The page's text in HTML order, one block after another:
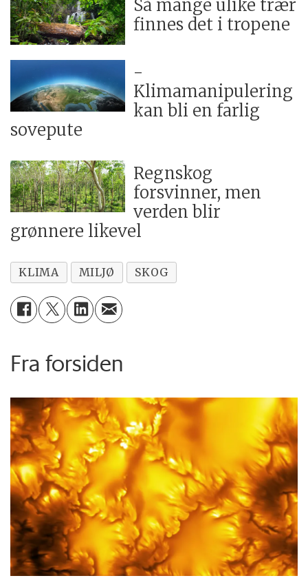
Så mange ulike trær
finnes det i tropene
-
Klimamanipulering
kan bli en farlig
sovepute
Regnskog
forsvinner, men
verden blir
grønnere likevel
KLIMA MILJØ SKOG
Fra forsiden